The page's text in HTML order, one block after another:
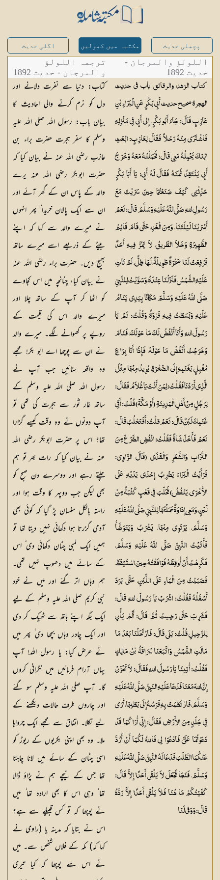
پچھلی حدیث مکتبہ میں کھولیں اگلی حدیث
اللولؤ والمرجان -
حدیث 1892
كتاب الزهد والرقائق باب في حديث
الهجرة صحيح حديث أَبِي بَكْرٍ عَنِ الْبَرَاءِ بْنِ
عَازِبٍ قَالَ: جَاءَ أَبُو بَكْرٍ، إِلى أَبِي فِي مَنْزِلِهِ
فَاشْتَرَى مِنْهُ رَحْلاً فَقَالَ لِعَازِبٍ: ابْعَثِ
ابْنَكَ يَحْمِلُهُ مَعِي قَالَ: فَحَمَلْتُهُ مَعَهُ وَخَرَجَ
أَبِي يَنْتَقِدُ ثَمَنَهُ فَقَالَ لَهُ أَبِي: يَا أَبَا بَكْرٍ
حَدِّثْنِي كَيْفَ صَنَعْتُمَا حِينَ سَرَيْتَ مَعَ
رَسُولِ اللهِ صَلَّى اللَّهُ عَلَيْهِ وَسَلَّمَ قَالَ: نَعَمْ
أَسْرَيْنَا لَيْلَتَنَا، وَمِنَ الْغَدِ، حَتَّى قَامَ قَائِمُ
الظَّهِيرَةِ وَخَلاَ الطَّريقُ، لاَ يَمُرُّ فِيهِ أَحَدٌ
فَرُفِعَتْ لَنَا صَخْرَةٌ طَوِيلَةٌ، لَهَا ظِلٌّ، لَمْ تَاتِ
عَلَيْهِ الشَّمْسُ فَنَزَلْنَا عِنْدَهُ، وَسَوَّيْتُ لِلنَّبِيِّ
صَلَّى اللَّهُ عَلَيْهِ وَسَلَّمَ مَكَانًا بِيَدِي يَنَامُ
عَلَيْهِ وَبَسَطْتُ فِيهِ فَرْوَةً وَقُلْتُ: نَمْ يَا
رَسُولَ اللهِ وَأَنَا أَنْفُضُ لَكَ مَا حَوْلَكَ، فَنَامَ
وَخَرَجْتُ أَنْفُضُ مَا حَوْلَهُ، فَإِذَا أَنَا بِرَاعٍ
مُقْبِلٍ بَغَنَمِهِ إِلَى الصَّخْرَةِ، يُرِيدُ مِنْهَا مِثْلَ
الَّذِي أَرَدْنَا فَقُلْتُ: لِمَنْ أَنْتَ يَا غُلاَمُ فَقَالَ:
لِرَجُلٍ مِنْ أَهْلِ الْمَدِينَةِ (أَوْ مَكَّةَ) قُلْتُ: أَفِي
غَنَمِكَ لَبَنٌ قَالَ: نَعَمْ قلْتُ: أَفَتَحْلُبُ قَالَ:
نَعَمْ فَأَخَذَ شَاةً فَقُلْتُ: انْفُضِ الضَّرْعَ مِنَ
التُّرَابِ وَالشَّعَرِ وَالْقَذَى (قَالَ الرَّاوِي:
فَرَأَيْتُ الْبَرَاءَ يَضْرِبُ إِحْدَى يَدَيْهِ عَلَى
الأُخْرَى، يَنْفُضُ) فَحَلَبَ فِي قَعْبٍ كُثْبَةً مِنْ
لَبَنٍ، وَمَعِي إِدَاوَةٌ حَمَلْتُهَا لِلنَّبِيِّ صَلَّى اللَّهُ عَلَيْهِ
وَسَلَّمَ، يَرْتَوِي مِنْهَا، يَشْرَبُ وَيَتَوَضَّأُ
فَأَتَيْتُ النَّبِيَّ صَلَّى اللَّهُ عَلَيْهِ وَسَلَّمَ،
فَكَرِهْتُ أَنْ أُوقِظَهُ فَوَافَقْتُهُ حِينَ اسْتَيْقَظَ
فَصَبَبْتُ مِنَ الْمَاءِ عَلَى اللَّبَنِ، حَتَّى بَرَدَ
أَسْفَلُهُ فَقُلْتُ: اشْرَبْ يَا رَسُولَ اللهِ قَالَ:
فَشَرِبَ حَتَّى رَضِيتُ ثُمَّ قَالَ: أَلَمْ يَأْنِ
لِلرَّحِيلِ قُلْتُ: بَلَى قَالَ: فَارْتَحَلْنَا بَعْدَ مَا
مَالَتِ الشَّمْسُ وَاتَّبَعَنَا سُرَاقَةُ بْنُ مَالِكٍ
فَقُلْتُ: أُتِينَا يَا رَسُولَ اللهِ فَقَالَ: لاَ تَحْزَنْ
إِنَّ اللهَ مَعَنَا فَدَعَا عَلَيْهِ النَبِيُّ صَلَّى اللَّهُ عَلَيْهِ
وَسَلَّمَ، فَارْتَطَمَتْ بِهِ فَرَسُهُ إِلَى بَطْنِهَا، أُرَى
فِي جَلَدٍ مِنَ الأَرْضِ فَقَالَ: إِنِّي أُرَاكُمَا قَدْ
دَعَوْتُمَا عَلَيَّ فَادْعُوَا لِي فَاللهُ لَكُمَا أَنْ أَرُدَّ
عَنْكُمَا الطَّلَبَ فَدَعَا لَهُ النَّبِيُّ صَلَّى اللَّهُ عَلَيْهِ
وَسَلَّمَ، فَنَجَا فَجَعَلَ لاَ يَلْقَى أَحَدًا إِلاَّ قَالَ:
كَفَيْتُكُمْ مَا هُنَا فَلاَ يَلْقَى أَحَدًا إِلاَّ رَدَّهُ
قَالَ: وَوَفى لَنَا
ترجمہ اللولؤ
والمرجان - حدیث 1892
کتاب: دنیا سے نفرت دلانے اور
دل کو نرم کرنے والی احادیث کا
بیان باب: رسول اللہ صلی اللہ علیہ
وسلم کا سفر ہجرت حضرت براء بن
عازب رضی اللہ عنہ نے بیان کیا کہ
حضرت ابوبکر رضی اللہ عنہ یرے
والد کے پاس ان کے گھر آئے اور
ان سے ایک پالان خریدا ٗ پھر انہوں
نے میرے والد سے کہا کہ اپنے
بیٹے کے ذریعے اسے میرے ساتھ
بھیج دیں۔ حضرت براء رضی اللہ عنہ
نے بیان کیا، چنانچہ میں اس کجاوے
کو اٹھا کر آپ کے ساتھ چلا اور
میرے والد اس کی قیمت کے
روپے پر کھوانے لگے۔ میرے والد
نے ان سے پوچھا اے ابو بکر! مجھے
وہ واقعہ سنائیں جب آپ نے
رسول اللہ صلی اللہ علیہ وسلم کے
ساتھ غار ثور سے ہجرت کی تھی تو
آپ دونوں نے وہ وقت کیسے گزارا
تھا؟ اس پر حضرت ابوبکر رضی اللہ
عنہ نے بیان کیا کہ رات بھر تو ہم
چلتے رہے اور دوسرے دن صبح کو
بھی لیکن جب دوپہر کا وقت ہوا اور
راستہ بالکل سنسان پڑ گیا کہ کوئی بھی
آدمی گزرتا ہوا دکھائی نہیں دیتا تھا تو
ہمیں ایک لمبی چٹان دکھائی دی ٗ اس
کے سائے میں دھوپ نہیں تھی۔
ہم وہاں اتر گئے اور میں نے خود
نبی کریم صلی اللہ علیہ وسلم کے لیے
ایک جگہ اپنے ہاتھ سے ٹھیک کر دی
اور ایک چادر وہاں بچھا دی ٗ پھر میں
نے عرض کیا: یا رسول اللہ! آپ
یہاں آرام فرمائیں میں نگرانی کروں
گا۔ آپ صلی اللہ علیہ وسلم سو گئے
اور چاروں طرف حالات دیکھنے کے
لیے نکلا۔ اتفاق سے مجھے ایک چرواہا
ملا۔ وہ بھی اپنی بکریوں کے ریوڑ کو
اسی چٹان کے سائے میں لانا چاہتا
تھا جس کے نیچے ہم نے پڑاؤ ڈالا
تھا ٗ وہی اس کا بھی ارادہ تھا ٗ میں
نے پوچھا کہ تو کس قبیلے سے ہے؟
اس نے بتایا کہ مدینہ یا (راوی نے
کہا کہ) مکہ کے فلاں شخص سے۔ میں
نے اس سے پوچھا کہ کیا تیری